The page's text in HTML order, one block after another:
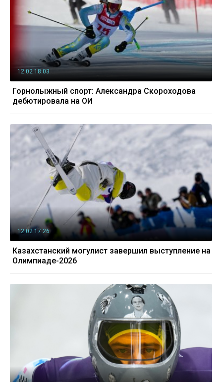
12.02 18:03
Горнолыжный спорт: Александра Скороходова
дебютировала на ОИ
12.02 17:26
Казахстанский могулист завершил выступление на
Олимпиаде-2026